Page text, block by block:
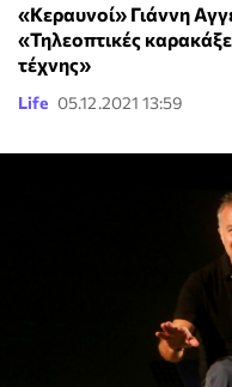
«Κεραυνοί» Γιάννη
«Τηλεοπτικές
τέχνης»
Life 05.12.2021 13:59